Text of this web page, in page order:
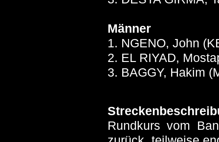
Männer
1. NGENO, John
2. EL RIYAD,
3. BAGGY, Hakim
Rundkurs vom